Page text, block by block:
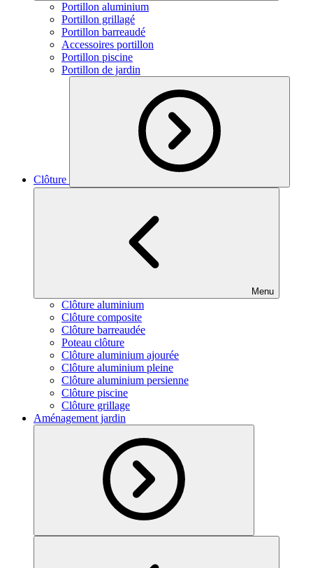
Portillon aluminium
Portillon grillagé
Portillon barreaudé
Accessoires portillon
Portillon piscine
Portillon de jardin
Clôture
Menu
Clôture aluminium
Clôture composite
Clôture barreaudée
Poteau clôture
Clôture aluminium ajourée
Clôture aluminium pleine
Clôture aluminium persienne
Clôture piscine
Clôture grillage
Aménagement jardin